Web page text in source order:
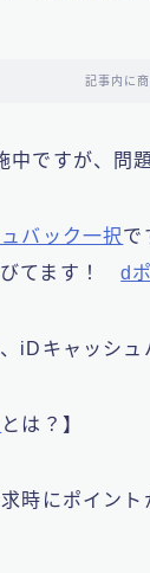
記事内に
ですが、問
バック一択で
びてます！d
iDキャッシュ
とは？】
時にポイン